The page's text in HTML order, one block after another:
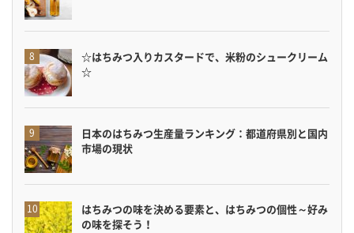
☆はちみつ入りカスタードで、米粉のシュークリーム
☆
日本のはちみつ生産量ランキング：都道府県別と国内
市場の現状
はちみつの味を決める要素と、はちみつの個性～好み
の味を探そう！